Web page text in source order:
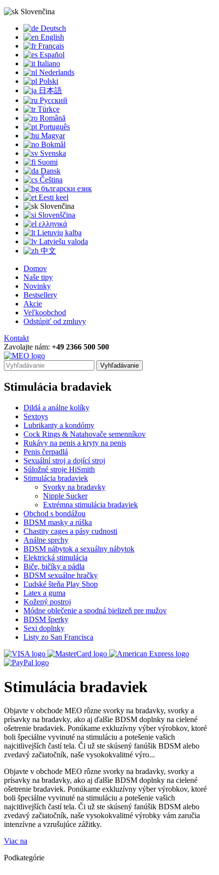
Slovenčina
Deutsch
English
Français
Español
Italiano
Nederlands
Polski
日本語
Русский
Türkçe
Română
Português
Magyar
Bokmål
Svenska
Suomi
Dansk
Čeština
български език
Eesti keel
Slovenčina
Slovenščina
ελληνικά
Lietuvių kalba
Latviešu valoda
中文
Domov
Naše tipy
Novinky
Bestsellery
Akcie
Veľkoobchod
Odstúpiť od zmluvy
Kontakt
Zavolajte nám: +49 2366 500 500
Vyhľadávanie
Stimulácia bradaviek
Dildá a análne kolíky
Sextoys
Lubrikanty a kondómy
Cock Rings & Natahovače semenníkov
Rukávy na penis a kryty na penis
Penis čerpadlá
Sexuální stroj a dojící stroj
Súložné stroje HiSmith
Stimulácia bradaviek
Svorky na bradavky
Nipple Sucker
Extrémna stimulácia bradaviek
Obchod s bondážou
BDSM masky a rúška
Chastity cages a pásy cudnosti
Análne sprchy
BDSM nábytok a sexuálny nábytok
Elektrická stimulácia
Biče, bičíky a pádla
BDSM sexuálne hračky
Ľudské šteňa Play Shop
Latex a guma
Kožený postroj
Módne oblečenie a spodná bielizeň pre mužov
BDSM šperky
Sexi doplnky
Listy zo San Francisca
Stimulácia bradaviek
Objavte v obchode MEO rôzne svorky na bradavky, svorky a
prísavky na bradavky, ako aj ďalšie BDSM doplnky na cielené
ošetrenie bradaviek. Ponúkame exkluzívny výber výrobkov, ktoré
boli špeciálne vyvinuté na stimuláciu a potešenie vašich
najcitlivejších častí tela. Či už ste skúsený fanúšik BDSM alebo
zvedavý začiatočník, naše vysokokvalitné výro...
Objavte v obchode MEO rôzne svorky na bradavky, svorky a
prísavky na bradavky, ako aj ďalšie BDSM doplnky na cielené
ošetrenie bradaviek. Ponúkame exkluzívny výber výrobkov, ktoré
boli špeciálne vyvinuté na stimuláciu a potešenie vašich
najcitlivejších častí tela. Či už ste skúsený fanúšik BDSM alebo
zvedavý začiatočník, naše vysokokvalitné výrobky vám zaručia
intenzívne a vzrušujúce zážitky.
Viac na
Podkategórie